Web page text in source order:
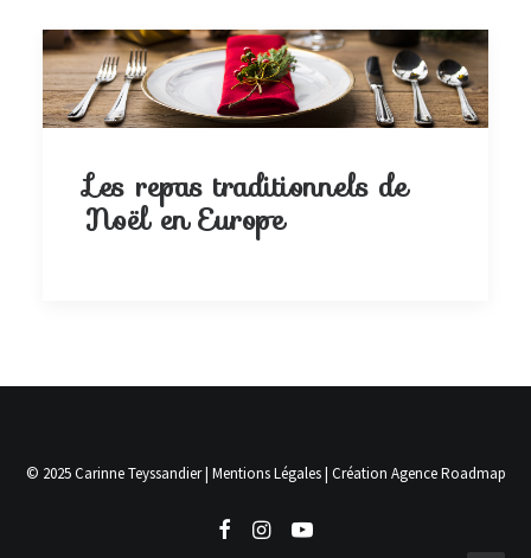
Les repas traditionnels de
Noël en Europe
© 2025 Carinne Teyssandier | Mentions Légales| Création Agence Roadmap